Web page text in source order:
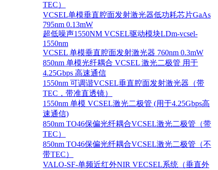
TEC）
VCSEL单模垂直腔面发射激光器低功耗芯片GaAs
795nm 0.13mW
超低噪声1550NM VCSEL驱动模块LDm-vcsel-
1550nm
VCSEL 单模垂直腔面发射激光器 760nm 0.3mW
850nm 单模光纤耦合 VCSEL 激光二极管 用于
4.25Gbps 高速通信
1550nm 可调谐VCSEL垂直腔面发射激光器（带
TEC，带准直透镜）
1550nm 单模 VCSEL激光二极管 (用于4.25Gbps高
速通信)
850nm TO46保偏光纤耦合VCSEL激光二极管（带
TEC）
850nm TO46保偏光纤耦合VCSEL激光二极管（不
带TEC）
VALO-SF-单频近红外NIR VECSEL系统（垂直外